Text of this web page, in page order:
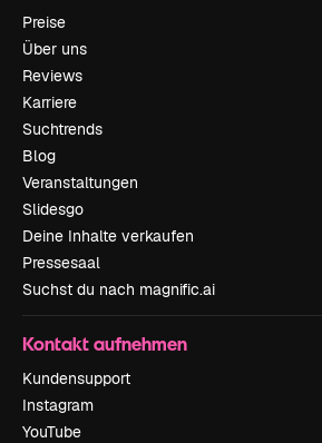
Preise
Über uns
Reviews
Karriere
Suchtrends
Blog
Veranstaltungen
Slidesgo
Deine Inhalte verkaufen
Pressesaal
Suchst du nach magnific.ai
Kontakt aufnehmen
Kundensupport
Instagram
YouTube